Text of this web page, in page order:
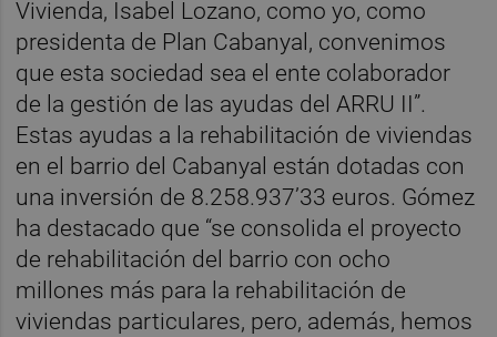
Vivienda, Isabel Lozano, como yo, como
presidenta de Plan Cabanyal, convenimos
que esta sociedad sea el ente colaborador
de la gestión de las ayudas del ARRU II”.
Estas ayudas a la rehabilitación de viviendas
en el barrio del Cabanyal están dotadas con
una inversión de 8.258.937’33 euros. Gómez
ha destacado que “se consolida el proyecto
de rehabilitación del barrio con ocho
millones más para la rehabilitación de
viviendas particulares, pero, además, hemos